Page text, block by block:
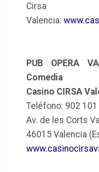
Cirsa
Valencia:
PUB OPERA
Comedia
Casino CIRSA
Teléfono: 902
Av. de les Corts
46015 Valencia